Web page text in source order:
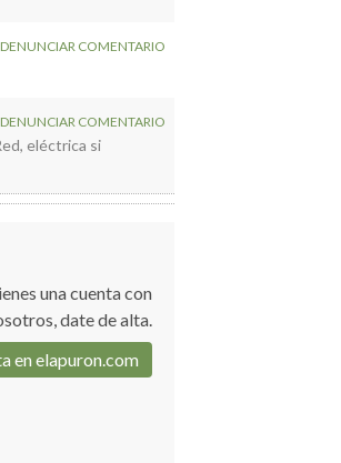
DENUNCIAR COMENTARIO
DENUNCIAR COMENTARIO
eléctrica si
una cuenta con
date de alta.
en elapuron.com